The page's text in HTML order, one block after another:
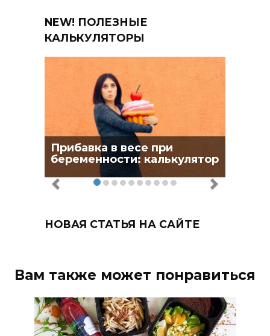
NEW! ПОЛЕЗНЫЕ
КАЛЬКУЛЯТОРЫ
Прибавка в весе при
беременности: калькулятор
НОВАЯ СТАТЬЯ НА САЙТЕ
Вам также может понравиться